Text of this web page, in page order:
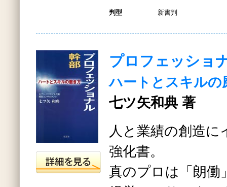
判型 新書判
プロフェッショ
ハートとスキルの
七ツ矢和典 著
人と業績の創造に
強化書。
真のプロは「朗働